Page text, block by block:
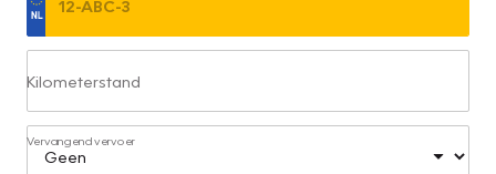
Kilometerstand
Vervangend vervoer